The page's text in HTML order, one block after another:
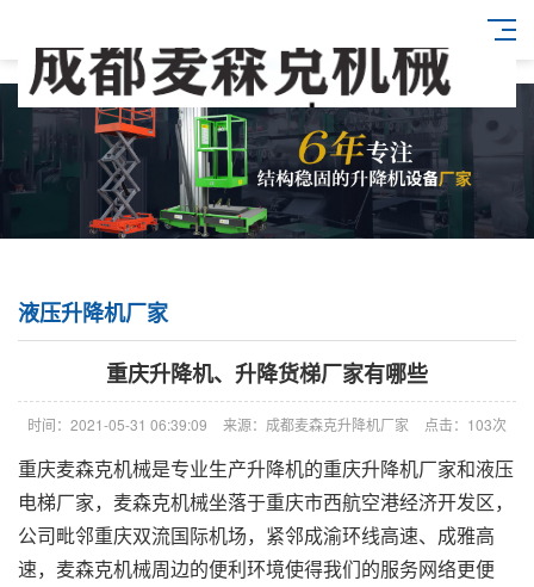
液压升降机厂家
重庆升降机、升降货梯厂家有哪些
时间：2021-05-31 06:39:09 来源：成都麦森克升降机厂家 点击：103次
重庆麦森克机械是专业生产升降机的重庆升降机厂家和液压
电梯厂家，麦森克机械坐落于重庆市西航空港经济开发区，
公司毗邻重庆双流国际机场，紧邻成渝环线高速、成雅高
速，麦森克机械周边的便利环境使得我们的服务网络更便